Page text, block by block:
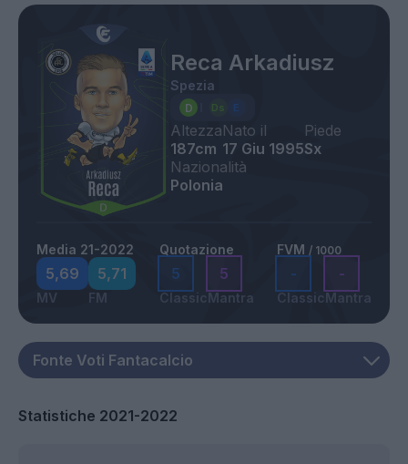
Reca Arkadiusz
Spezia
Altezza
187cm
Nato il
17 Giu 1995
Piede
Sx
Nazionalità
Polonia
Media 21-2022
5,69
MV
5,71
FM
Quotazione
5
Classic
5
Mantra
FVM / 1000
-
Classic
-
Mantra
Statistiche 2021-2022